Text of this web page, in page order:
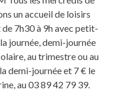
un accueil de loisirs
de 7h30 à 9h avec petit-
journée, demi-journée
au trimestre ou au
demi-journée et 7 € le
au 03 89 42 79 39.